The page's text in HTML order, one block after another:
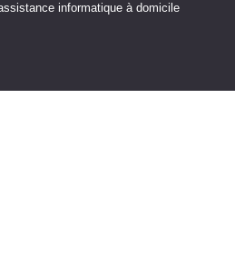
informatique à domicile